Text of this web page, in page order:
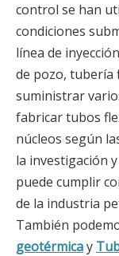
control se han
condiciones
línea de
de pozo, tubería
suministrar
fabricar tubos
núcleos según
la investigación
puede cumplir
de la industria
También
geotérmicay